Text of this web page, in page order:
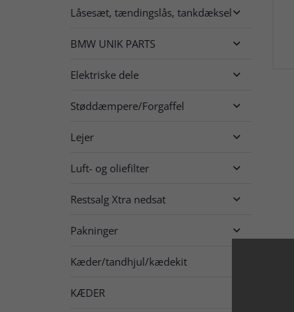
Låsesæt, tændingslås, tankdæksel
BMW UNIK PARTS 
Elektriske dele 
Støddæmpere/Forgaffel 
Lejer 
Luft- og oliefilter 
Restsalg Xtra nedsat 
Pakninger 
Kæder/tandhjul/kædekit
KÆDER